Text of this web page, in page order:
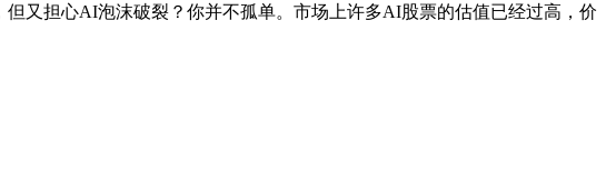
又担心AI泡沫破裂？你并不孤单。市场上许多AI股票的估值已经过高，价